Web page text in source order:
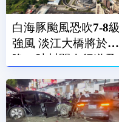
白海豚颱風恐吹7-8級
強風 淡江大橋將於今
晚21時封閉人行道及